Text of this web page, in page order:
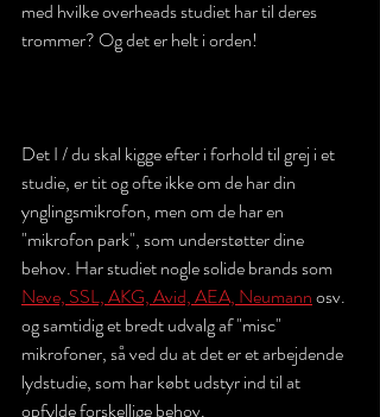
med hvilke overheads studiet har til deres
trommer? Og det er helt i orden!
Det I / du skal kigge efter i forhold til grej i et
studie, er tit og ofte ikke om de har din
ynglingsmikrofon, men om de har en
"mikrofon park", som understøtter dine
behov. Har studiet nogle solide brands som
Neve, SSL, AKG, Avid, AEA, Neumann osv.
og samtidig et bredt udvalg af "misc"
mikrofoner, så ved du at det er et arbejdende
lydstudie, som har købt udstyr ind til at
opfylde forskellige behov.